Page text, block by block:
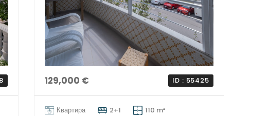
129,000 € ID : 55425
Квартира 2+1 110 m²